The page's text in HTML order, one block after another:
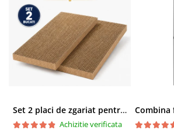
Set 2 placi de zgariat pentru casuta pisici BUNTZ KJW5086, compatibile cu casuta 59 x 28.5 x 35 cm
Achizitie verificata